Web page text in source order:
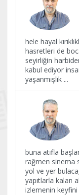
hele hayal
hasretleri de
seyirliğin
kabul ediyor
yaşanmışlık ...
buna atıfla
rağmen sinema
yol ve yer
yapıtlarla kalan
izlemenin keyfini